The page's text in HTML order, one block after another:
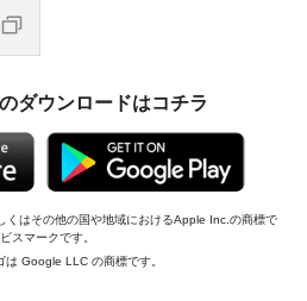
ダウンロードはコチラ
はその他の国や地域におけるApple Inc.の商標で
スマークです。
Google LLC の商標です。